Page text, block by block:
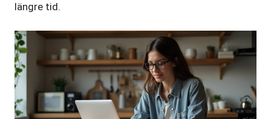
längre tid.